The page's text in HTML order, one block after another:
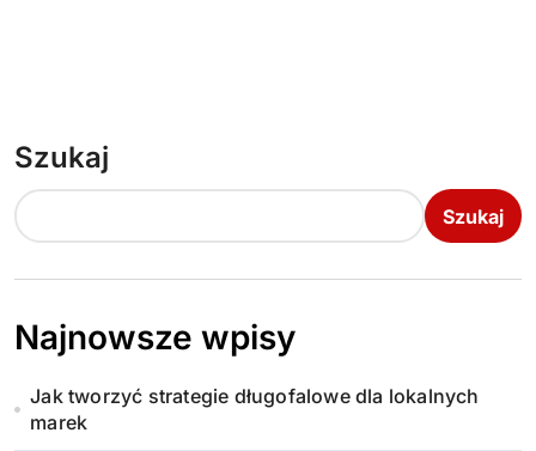
Szukaj
Szukaj
Najnowsze wpisy
Jak tworzyć strategie długofalowe dla lokalnych
marek